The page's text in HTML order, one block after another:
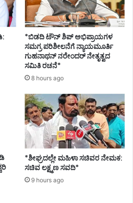
*ಬಿಡದಿ ಟೌನ್ ಶಿಪ್ ಅಭಿಪ್ರಾಯಗಳ
ಸಮಗ್ರ ಪರಿಶೀಲನೆಗೆ ನ್ಯಾಯಮೂರ್ತಿ
ಗುಹನಾಥನ್ ನರೇಂದರ್ ನೇತೃತ್ವದ
ಸಮಿತಿ ರಚನೆ*
8 hours ago
*ಶೀಘ್ರದಲ್ಲೇ ಮಹಿಳಾ ಸಚಿವರ ನೇಮಕ:
ಸಚಿವ ಲಕ್ಷ್ಮಣ ಸವದಿ*
9 hours ago